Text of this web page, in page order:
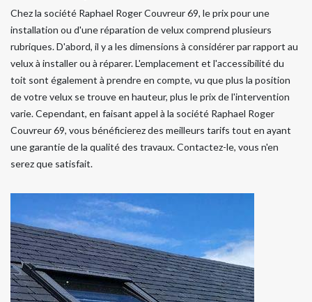
Chez la société Raphael Roger Couvreur 69, le prix pour une
installation ou d'une réparation de velux comprend plusieurs
rubriques. D'abord, il y a les dimensions à considérer par rapport au
velux à installer ou à réparer. L'emplacement et l'accessibilité du
toit sont également à prendre en compte, vu que plus la position
de votre velux se trouve en hauteur, plus le prix de l'intervention
varie. Cependant, en faisant appel à la société Raphael Roger
Couvreur 69, vous bénéficierez des meilleurs tarifs tout en ayant
une garantie de la qualité des travaux. Contactez-le, vous n'en
serez que satisfait.